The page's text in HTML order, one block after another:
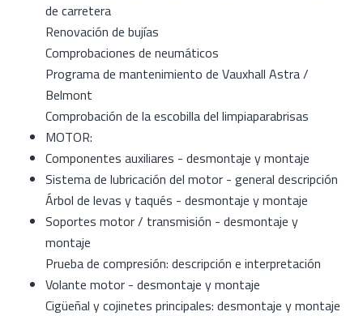
de carretera
Renovación de bujías
Comprobaciones de neumáticos
Programa de mantenimiento de Vauxhall Astra /
Belmont
Comprobación de la escobilla del limpiaparabrisas
MOTOR:
Componentes auxiliares - desmontaje y montaje
Sistema de lubricación del motor - general descripción
Árbol de levas y taqués - desmontaje y montaje
Soportes motor / transmisión - desmontaje y
montaje
Prueba de compresión: descripción e interpretación
Volante motor - desmontaje y montaje
Cigüeñal y cojinetes principales: desmontaje y montaje